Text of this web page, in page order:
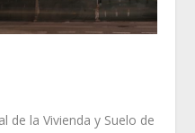
de la Vivienda y Suelo de